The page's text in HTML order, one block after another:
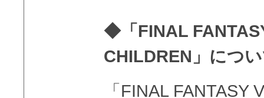
◆「FINAL
CHILDREN」につ
「FINAL FANTASY